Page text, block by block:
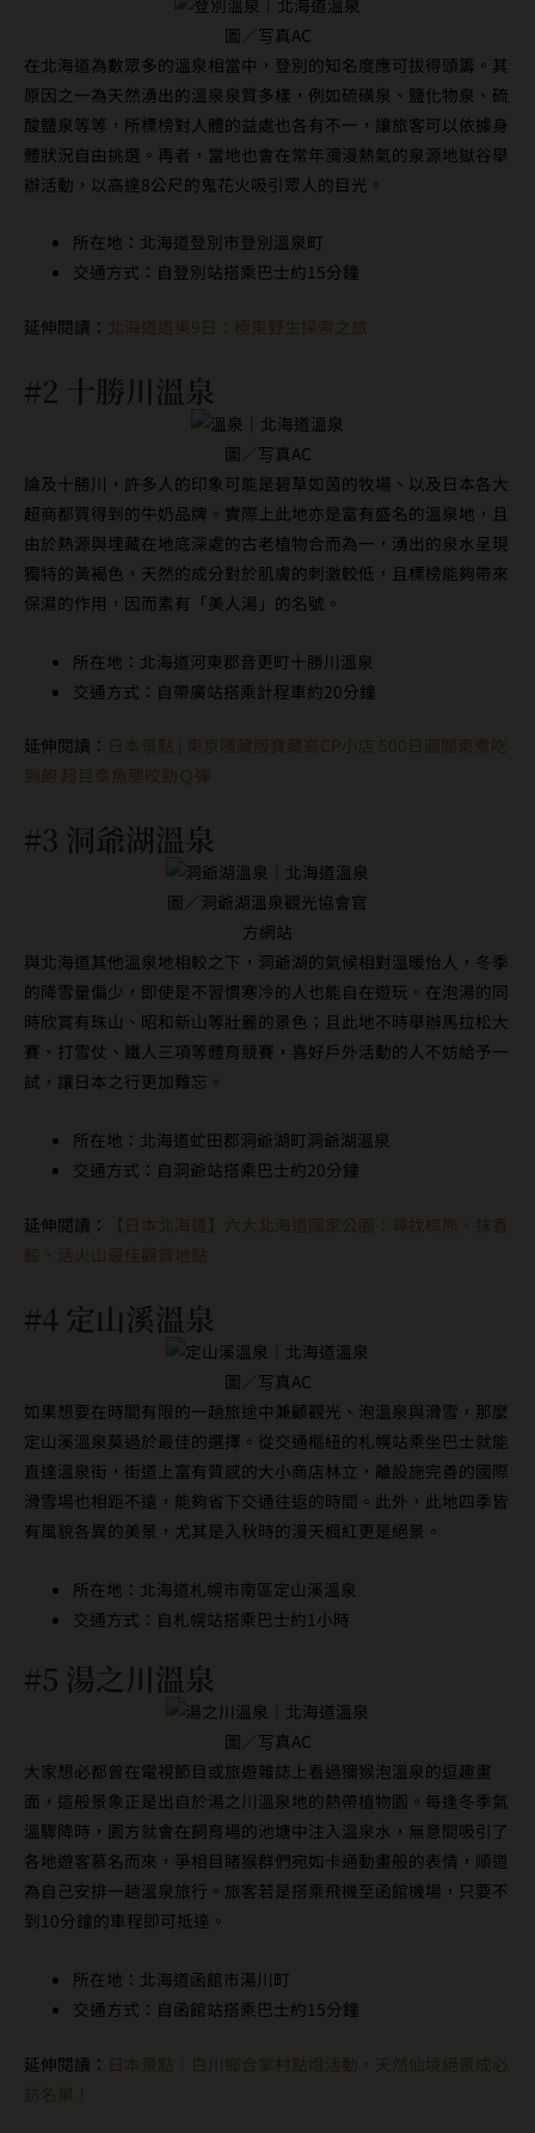
圖／写真AC
在北海道為數眾多的溫泉相當中，登別的知名度應可拔得頭籌。其
原因之一為天然湧出的溫泉泉質多樣，例如硫磺泉、鹽化物泉、硫
酸鹽泉等等，所標榜對人體的益處也各有不一，讓旅客可以依據身
體狀況自由挑選。再者，當地也會在常年瀰漫熱氣的泉源地獄谷舉
辦活動，以高達8公尺的鬼花火吸引眾人的目光。
所在地：北海道登別市登別溫泉町
交通方式：自登別站搭乘巴士約15分鐘
延伸閱讀： 北海道道東9日：極東野生探索之旅
#2 十勝川溫泉
圖／写真AC
論及十勝川，許多人的印象可能是碧草如茵的牧場、以及日本各大
超商都買得到的牛奶品牌。實際上此地亦是富有盛名的溫泉地，且
由於熱源與埋藏在地底深處的古老植物合而為一，湧出的泉水呈現
獨特的黃褐色，天然的成分對於肌膚的刺激較低，且標榜能夠帶來
保濕的作用，因而素有「美人湯」的名號。
所在地：北海道河東郡音更町十勝川溫泉
交通方式：自帶廣站搭乘計程車約20分鐘
延伸閱讀： 日本景點 | 東京隱藏版寶藏高CP小店 500日圓關東煮吃
到飽 超巨章魚腿咬勁Ｑ彈
#3 洞爺湖溫泉
圖／洞爺湖溫泉觀光協會官
方網站
與北海道其他溫泉地相較之下，洞爺湖的氣候相對溫暖怡人，冬季
的降雪量偏少，即使是不習慣寒冷的人也能自在遊玩。在泡湯的同
時欣賞有珠山、昭和新山等壯麗的景色；且此地不時舉辦馬拉松大
賽、打雪仗、鐵人三項等體育競賽，喜好戶外活動的人不妨給予一
試，讓日本之行更加難忘。
所在地：北海道虻田郡洞爺湖町洞爺湖溫泉
交通方式：自洞爺站搭乘巴士約20分鐘
延伸閱讀：
【日本北海道】六大北海道國家公園：尋找棕熊、抹香
鯨、活火山最佳觀賞地點
#4 定山溪溫泉
圖／写真AC
如果想要在時間有限的一趟旅途中兼顧觀光、泡溫泉與滑雪，那麼
定山溪溫泉莫過於最佳的選擇。從交通樞紐的札幌站乘坐巴士就能
直達溫泉街，街道上富有質感的大小商店林立，離設施完善的國際
滑雪場也相距不遠，能夠省下交通往返的時間。此外，此地四季皆
有風貌各異的美景，尤其是入秋時的漫天楓紅更是絕景。
所在地：北海道札幌市南區定山溪溫泉
交通方式：自札幌站搭乘巴士約1小時
#5 湯之川溫泉
圖／写真AC
大家想必都曾在電視節目或旅遊雜誌上看過獼猴泡溫泉的逗趣畫
面，這般景象正是出自於湯之川溫泉地的熱帶植物園。每逢冬季氣
溫驟降時，園方就會在飼育場的池塘中注入溫泉水，無意間吸引了
各地遊客慕名而來，爭相目睹猴群們宛如卡通動畫般的表情，順道
為自己安排一趟溫泉旅行。旅客若是搭乘飛機至函館機場，只要不
到10分鐘的車程即可抵達。
所在地：北海道函館市湯川町
交通方式：自函館站搭乘巴士約15分鐘
延伸閱讀： 日本景點｜白川鄉合掌村點燈活動，天然仙境絕景成必
訪名單！